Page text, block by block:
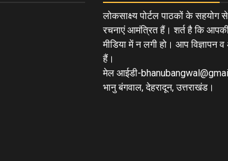
लोकसाक्ष्य पोर्टल पाठकों के
रचनाएं आमंत्रित हैं। शर्त है कि
मीडिया में न लगी हो। आप
हैं।
मेल आईडी-
भानु बंगवाल, देहरादून, उत्तराखंड।